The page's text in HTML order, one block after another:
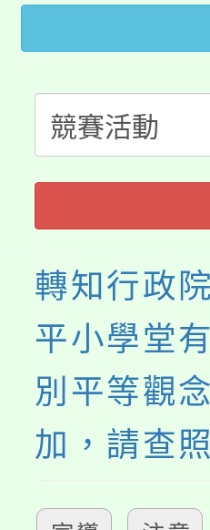
視費優
者。
大園自
份教師研
淨零綠生
會
115年食
轉知行政
平小學堂
別平等觀
加，請查